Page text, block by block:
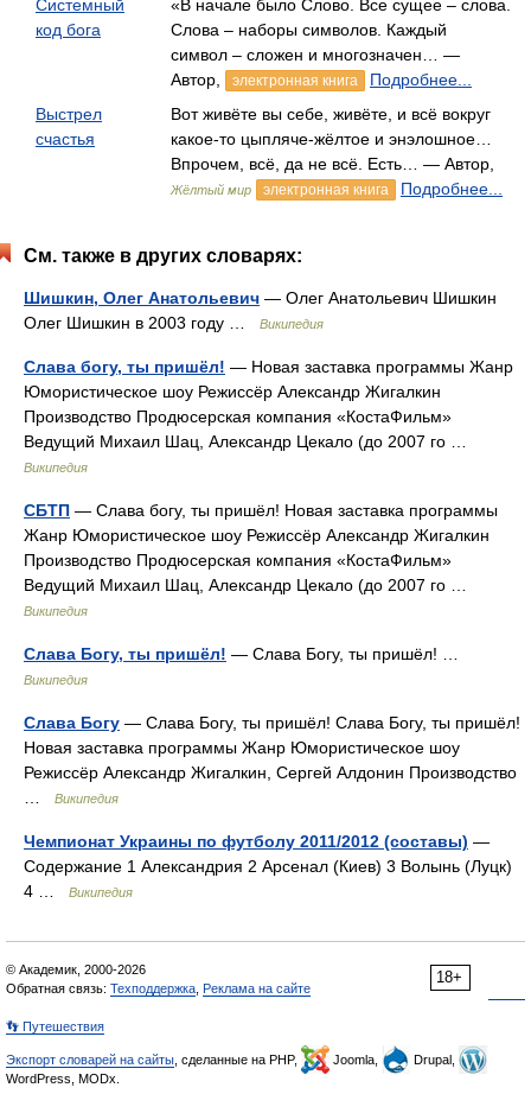
Системный
код бога
«В начале было Слово. Все сущее – слова.
Слова – наборы символов. Каждый
символ – сложен и многозначен… —
Автор,
электронная книга
Подробнее...
Выстрел
счастья
Вот живёте вы себе, живёте, и всё вокруг
какое-то цыпляче-жёлтое и энэлошное…
Впрочем, всё, да не всё. Есть… — Автор,
Жёлтый мир электронная книга Подробнее...
См. также в других словарях:
Шишкин, Олег Анатольевич — Олег Анатольевич Шишкин
Олег Шишкин в 2003 году …
Википедия
Слава богу, ты пришёл! — Новая заставка программы Жанр
Юмористическое шоу Режиссёр Александр Жигалкин
Производство Продюсерская компания «КостаФильм»
Ведущий Михаил Шац, Александр Цекало (до 2007 го …
Википедия
СБТП — Слава богу, ты пришёл! Новая заставка программы
Жанр Юмористическое шоу Режиссёр Александр Жигалкин
Производство Продюсерская компания «КостаФильм»
Ведущий Михаил Шац, Александр Цекало (до 2007 го …
Википедия
Слава Богу, ты пришёл! — Слава Богу, ты пришёл! …
Википедия
Слава Богу — Слава Богу, ты пришёл! Слава Богу, ты пришёл!
Новая заставка программы Жанр Юмористическое шоу
Режиссёр Александр Жигалкин, Сергей Алдонин Производство
Википедия
Чемпионат Украины по футболу 2011/2012 (составы) —
Содержание 1 Александрия 2 Арсенал (Киев) 3 Волынь (Луцк)
4 …
Википедия
18+
© Академик, 2000-2026
Обратная связь: Техподдержка Реклама на сайте
👣 Путешествия
Экспорт словарей на сайты , сделанные на PHP, Joomla,
Drupal,
WordPress, MODx.